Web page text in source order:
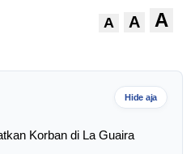
A A A
Hide aja
Korban di La Guaira